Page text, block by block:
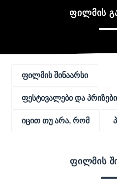
ფილმის
ფილმის შინაარსი
ფესტივალები და პრიზები
იცით თუ არა, რომ
ფილმის